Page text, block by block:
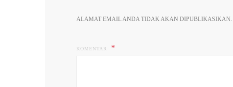
ALAMAT EMAIL ANDA TIDAK AKAN DIPUBLIKASIKAN.
KOMENTAR